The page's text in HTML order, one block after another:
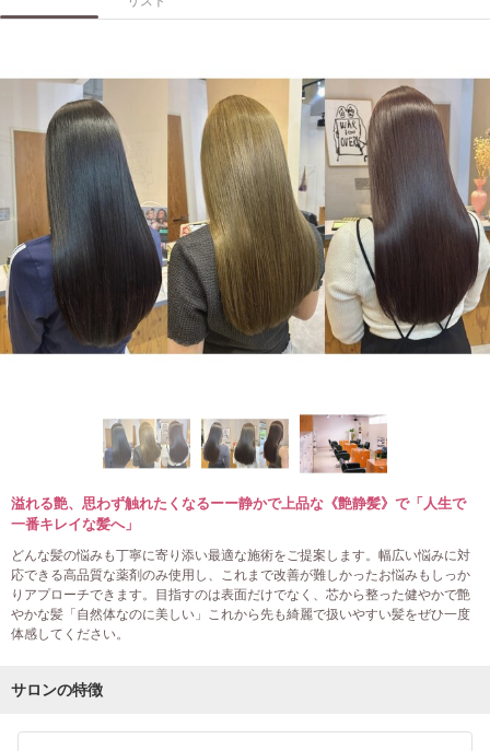
溢れる艶、思わず触れたくなるーー静かで上品な《艶静髪》で「人生で
一番キレイな髪へ」
どんな髪の悩みも丁寧に寄り添い最適な施術をご提案します。幅広い悩みに対
応できる高品質な薬剤のみ使用し、これまで改善が難しかったお悩みもしっか
りアプローチできます。目指すのは表面だけでなく、芯から整った健やかで艶
やかな髪「自然体なのに美しい」これから先も綺麗で扱いやすい髪をぜひ一度
体感してください。
サロンの特徴